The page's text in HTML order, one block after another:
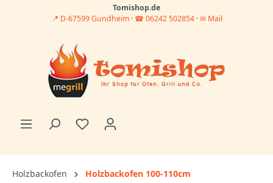
Tomishop.de
📍 D-67599 Gundheim · ☎ 06242 502854·✉ Mail
Holzbackofen Holzbackofen 100-110cm